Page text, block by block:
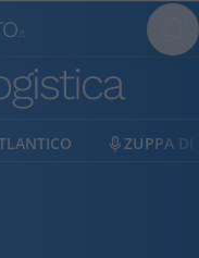
ZUPPA DI PORRO